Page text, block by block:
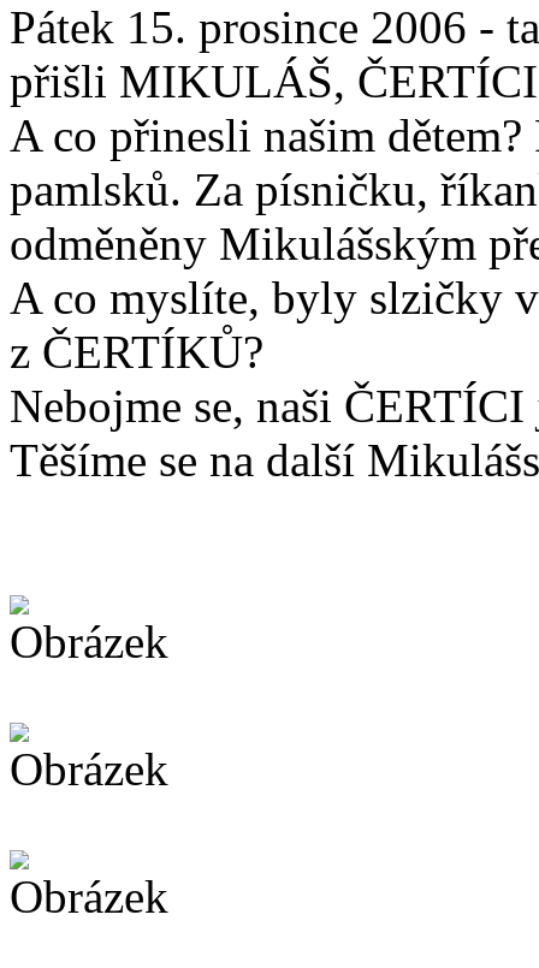
Pátek 15. prosince 2006 -
přišli MIKULÁŠ,
A co přinesli našim
pamlsků. Za písničku,
odměněny Mikulášským
A co myslíte, byly slzičky
z ČERTÍKŮ?
Nebojme se, naši
Těšíme se na další